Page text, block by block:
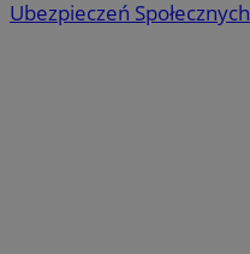
Ubezpieczeń Społecznych